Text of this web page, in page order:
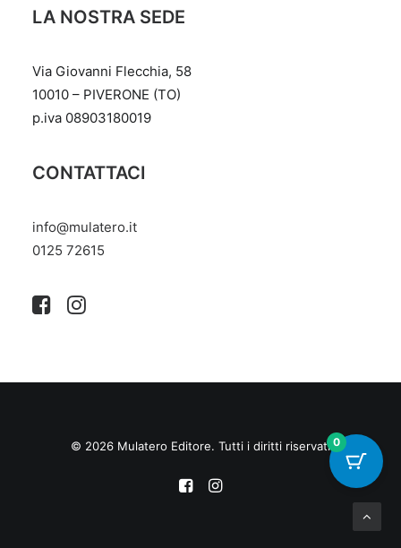
LA NOSTRA SEDE
Via Giovanni Flecchia, 58
10010 – PIVERONE (TO)
p.iva 08903180019
CONTATTACI
info@mulatero.it
‭0125 72615‬
© 2026 Mulatero Editore. Tutti i diritti riservati 0